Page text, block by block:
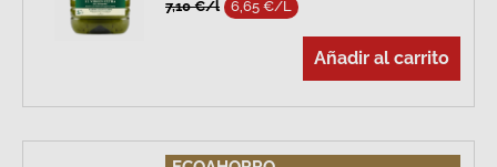
7,10 €/l 6,65 €/L
Añadir al carrito